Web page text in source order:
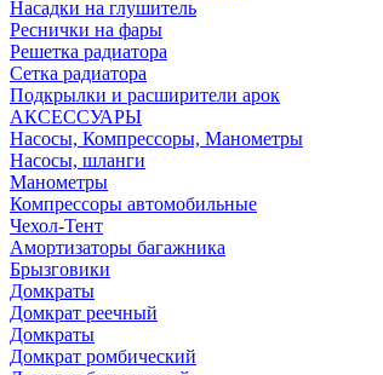
Насадки на глушитель
Реснички на фары
Решетка радиатора
Сетка радиатора
Подкрылки и расширители арок
АКСЕССУАРЫ
Насосы, Компрессоры, Манометры
Насосы, шланги
Манометры
Компрессоры автомобильные
Чехол-Тент
Амортизаторы багажника
Брызговики
Домкраты
Домкрат реечный
Домкраты
Домкрат ромбический